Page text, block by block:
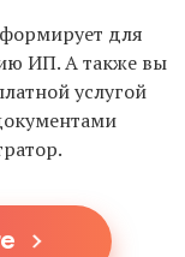
заполните
через
в МФЦ и
ли они
все это
для
ИП. А также вы
услугой